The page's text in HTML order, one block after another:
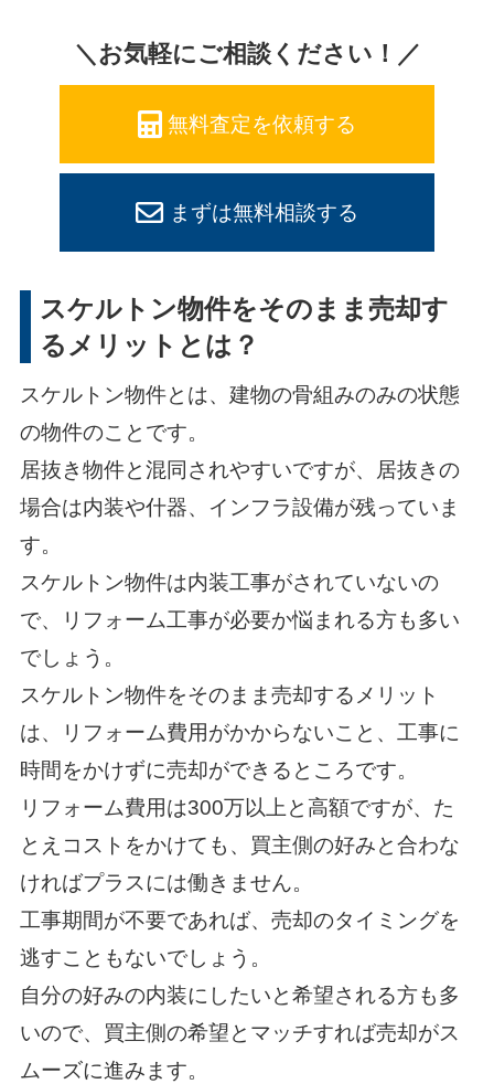
＼お気軽にご相談ください！／
無料査定を依頼する
まずは無料相談する
スケルトン物件をそのまま売却す
るメリットとは？
スケルトン物件とは、建物の骨組みのみの状態
の物件のことです。
居抜き物件と混同されやすいですが、居抜きの
場合は内装や什器、インフラ設備が残っていま
す。
スケルトン物件は内装工事がされていないの
で、リフォーム工事が必要か悩まれる方も多い
でしょう。
スケルトン物件をそのまま売却するメリット
は、リフォーム費用がかからないこと、工事に
時間をかけずに売却ができるところです。
リフォーム費用は300万以上と高額ですが、た
とえコストをかけても、買主側の好みと合わな
ければプラスには働きません。
工事期間が不要であれば、売却のタイミングを
逃すこともないでしょう。
自分の好みの内装にしたいと希望される方も多
いので、買主側の希望とマッチすれば売却がス
ムーズに進みます。